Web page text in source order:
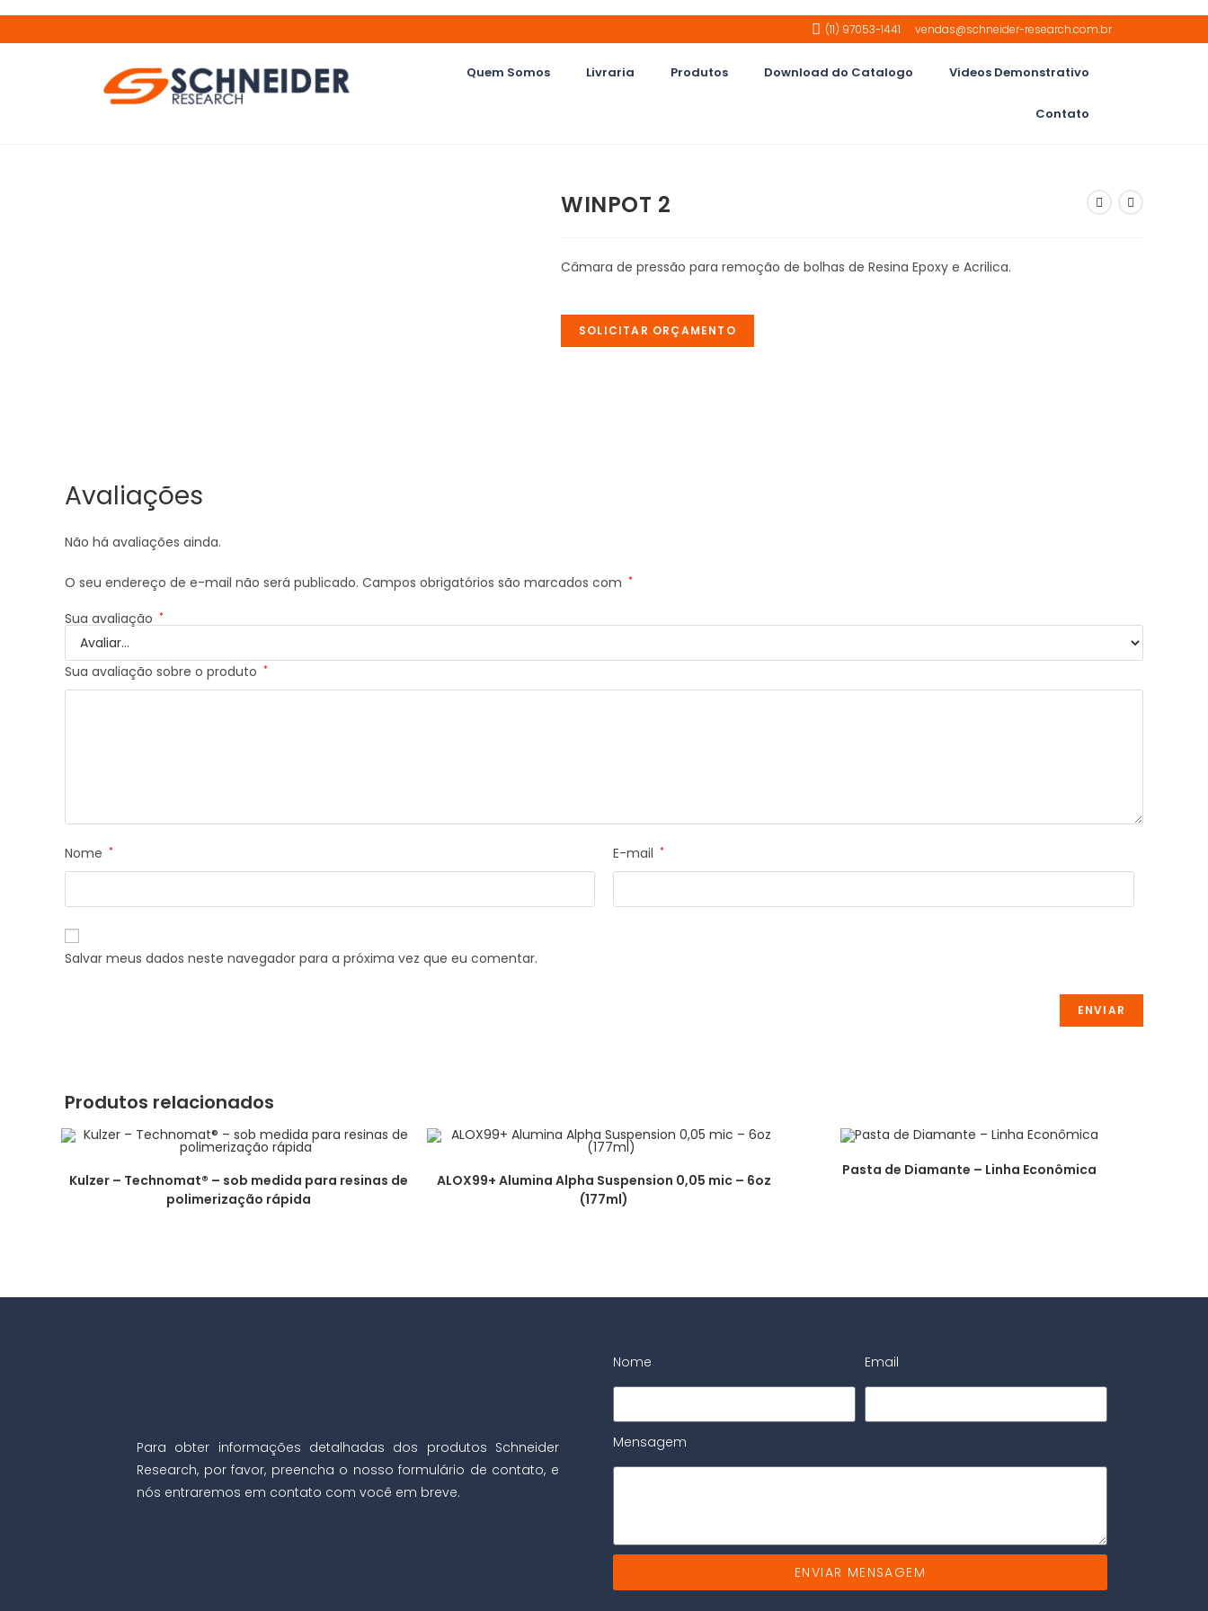
(11) 97053-1441 vendas@schneider-research.com.br
Quem Somos Livraria Produtos Download do Catalogo Videos Demonstrativo
Contato
WINPOT 2
Câmara de pressão para remoção de bolhas de Resina Epoxy e Acrilica.
SOLICITAR ORÇAMENTO
Avaliações
Não há avaliações ainda.
O seu endereço de e-mail não será publicado. Campos obrigatórios são marcados com *
Sua avaliação *
Sua avaliação sobre o produto *
Nome * E-mail *
Salvar meus dados neste navegador para a próxima vez que eu comentar.
Produtos relacionados
Kulzer – Technomat® – sob medida para resinas de
polimerização rápida
ALOX99+ Alumina Alpha Suspension 0,05 mic – 6oz
(177ml)
Pasta de Diamante – Linha Econômica
Para obter informações detalhadas dos produtos Schneider
Research, por favor, preencha o nosso formulário de contato, e
nós entraremos em contato com você em breve.
Nome Email
Mensagem
ENVIAR MENSAGEM